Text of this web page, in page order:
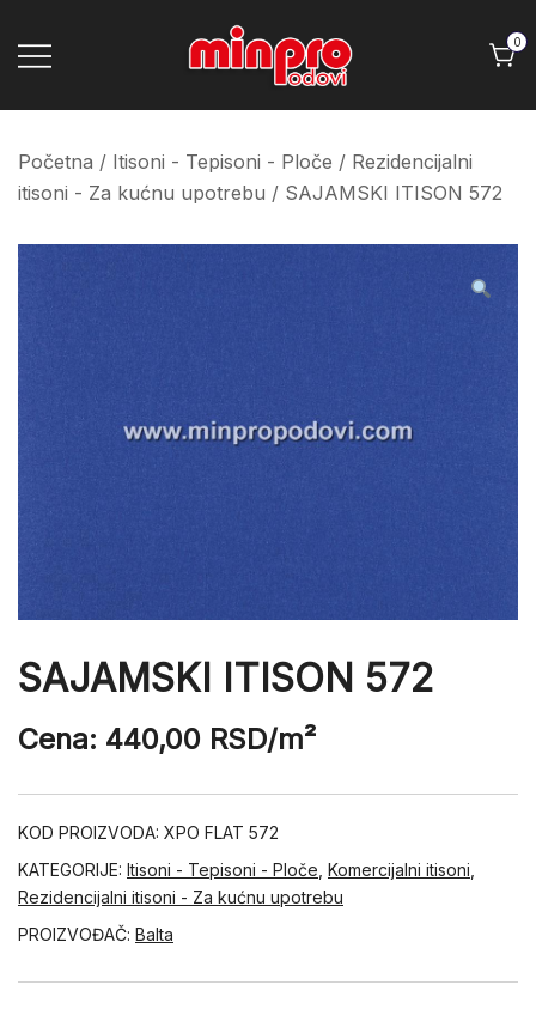
Minpro podovi
0
Početna / Itisoni - Tepisoni - Ploče / Rezidencijalni
itisoni - Za kućnu upotrebu / SAJAMSKI ITISON 572
SAJAMSKI ITISON 572
Cena: 440,00 RSD/m²
KOD PROIZVODA: XPO FLAT 572
KATEGORIJE: Itisoni - Tepisoni - Ploče Komercijalni itisoni
Rezidencijalni itisoni - Za kućnu upotrebu
PROIZVOĐAČ: Balta